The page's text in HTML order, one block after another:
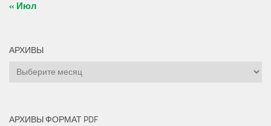
« Июл
АРХИВЫ
Архивы
АРХИВЫ ФОРМАТ PDF